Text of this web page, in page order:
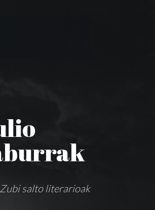
Zubi salto literarioak